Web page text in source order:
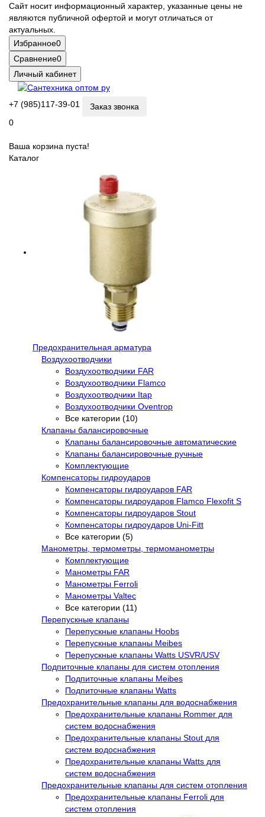
Сайт носит информационный характер, указанные цены не
являются публичной офертой и могут отличаться от
актуальных.
Избранное0
Сравнение0
Личный кабинет
+7 (985)117-39-01
Заказ звонка
0
Ваша корзина пуста!
Каталог
Предохранительная арматура
Воздухоотводчики
Воздухоотводчики FAR
Воздухоотводчики Flamco
Воздухоотводчики Itap
Воздухоотводчики Oventrop
Все категории (10)
Клапаны балансировочные
Клапаны балансировочные автоматические
Клапаны балансировочные ручные
Комплектующие
Компенсаторы гидроударов
Компенсаторы гидроударов FAR
Компенсаторы гидроударов Flamco Flexofit S
Компенсаторы гидроударов Stout
Компенсаторы гидроударов Uni-Fitt
Все категории (5)
Манометры, термометры, термоманометры
Комплектующие
Манометры FAR
Манометры Ferroli
Манометры Valtec
Все категории (11)
Перепускные клапаны
Перепускные клапаны Hoobs
Перепускные клапаны Meibes
Перепускные клапаны Watts USVR/USV
Подпиточные клапаны для систем отопления
Подпиточные клапаны Meibes
Подпиточные клапаны Watts
Предохранительные клапаны для водоснабжения
Предохранительные клапаны Rommer для
систем водоснабжения
Предохранительные клапаны Stout для
систем водоснабжения
Предохранительные клапаны Watts для
систем водоснабжения
Предохранительные клапаны для систем отопления
Предохранительные клапаны Ferroli для
систем отопления